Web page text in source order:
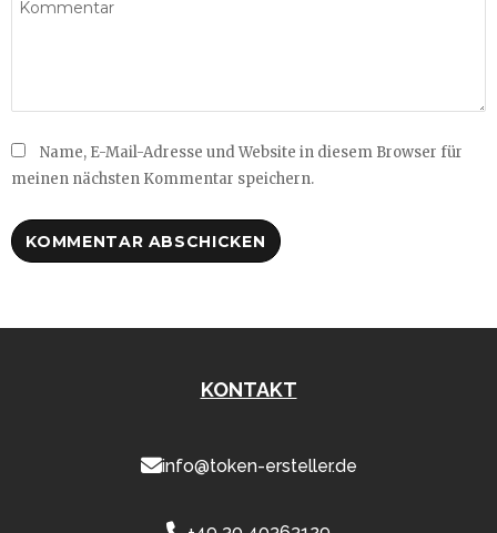
Name, E-Mail-Adresse und Website in diesem Browser für
meinen nächsten Kommentar speichern.
KONTAKT
info@token-ersteller.de